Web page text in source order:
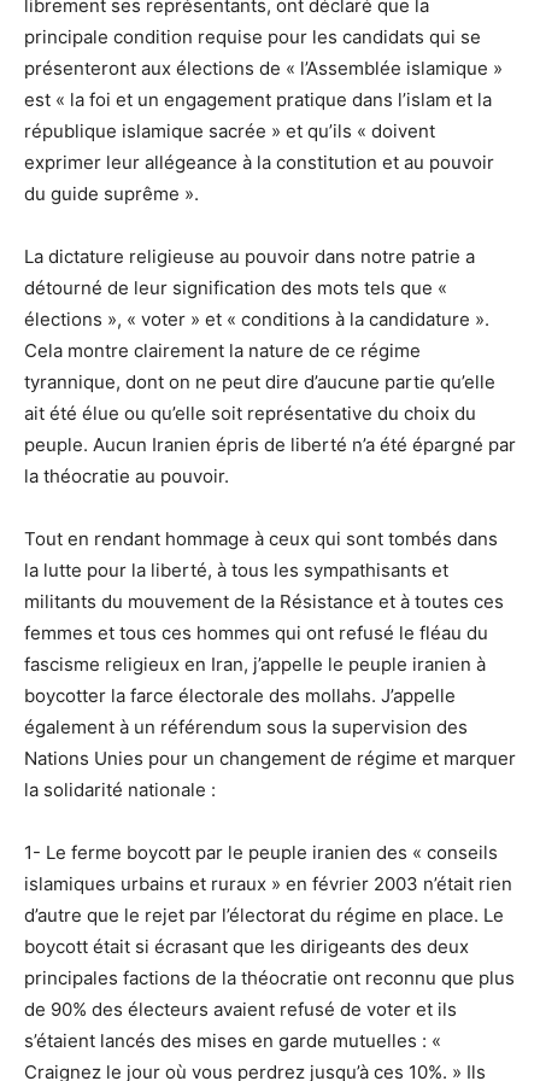
librement ses représentants, ont déclaré que la
principale condition requise pour les candidats qui se
présenteront aux élections de « l’Assemblée islamique »
est « la foi et un engagement pratique dans l’islam et la
république islamique sacrée » et qu’ils « doivent
exprimer leur allégeance à la constitution et au pouvoir
du guide suprême ».
La dictature religieuse au pouvoir dans notre patrie a
détourné de leur signification des mots tels que «
élections », « voter » et « conditions à la candidature ».
Cela montre clairement la nature de ce régime
tyrannique, dont on ne peut dire d’aucune partie qu’elle
ait été élue ou qu’elle soit représentative du choix du
peuple. Aucun Iranien épris de liberté n’a été épargné par
la théocratie au pouvoir.
Tout en rendant hommage à ceux qui sont tombés dans
la lutte pour la liberté, à tous les sympathisants et
militants du mouvement de la Résistance et à toutes ces
femmes et tous ces hommes qui ont refusé le fléau du
fascisme religieux en Iran, j’appelle le peuple iranien à
boycotter la farce électorale des mollahs. J’appelle
également à un référendum sous la supervision des
Nations Unies pour un changement de régime et marquer
la solidarité nationale :
1- Le ferme boycott par le peuple iranien des « conseils
islamiques urbains et ruraux » en février 2003 n’était rien
d’autre que le rejet par l’électorat du régime en place. Le
boycott était si écrasant que les dirigeants des deux
principales factions de la théocratie ont reconnu que plus
de 90% des électeurs avaient refusé de voter et ils
s’étaient lancés des mises en garde mutuelles : «
Craignez le jour où vous perdrez jusqu’à ces 10%. » Ils